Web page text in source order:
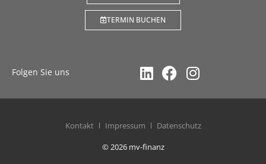
TERMIN BUCHEN
Folgen Sie uns
Kontakt Impressum
Datenschutz
© 2026 mv-finanz